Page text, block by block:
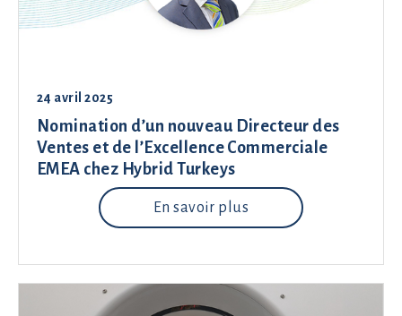
24 avril 2025
Nomination d’un nouveau Directeur des
Ventes et de l’Excellence Commerciale
EMEA chez Hybrid Turkeys
En savoir plus